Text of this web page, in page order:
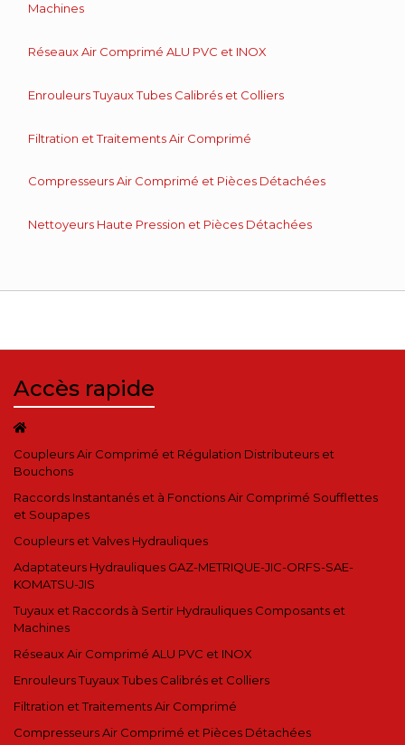
Machines
Réseaux Air Comprimé ALU PVC et INOX
Enrouleurs Tuyaux Tubes Calibrés et Colliers
Filtration et Traitements Air Comprimé
Compresseurs Air Comprimé et Pièces Détachées
Nettoyeurs Haute Pression et Pièces Détachées
Accès rapide
Coupleurs Air Comprimé et Régulation Distributeurs et
Bouchons
Raccords Instantanés et à Fonctions Air Comprimé Soufflettes
et Soupapes
Coupleurs et Valves Hydrauliques
Adaptateurs Hydrauliques GAZ-METRIQUE-JIC-ORFS-SAE-
KOMATSU-JIS
Tuyaux et Raccords à Sertir Hydrauliques Composants et
Machines
Réseaux Air Comprimé ALU PVC et INOX
Enrouleurs Tuyaux Tubes Calibrés et Colliers
Filtration et Traitements Air Comprimé
Compresseurs Air Comprimé et Pièces Détachées